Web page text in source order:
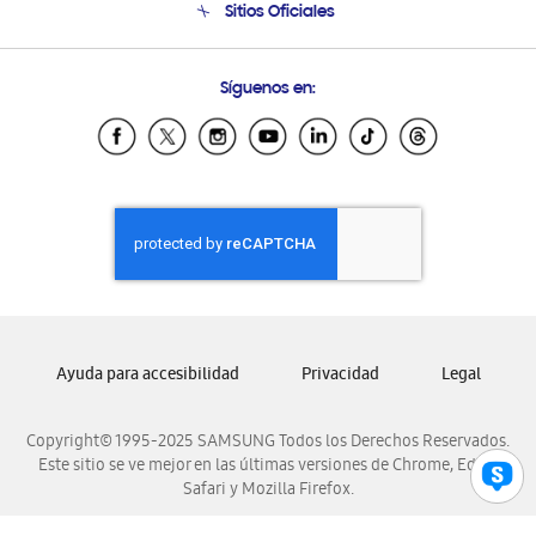
Condiciones de Compra
Soporte vía eMail
Sitios Oficiales
Samsung Ecuador
Samsung El Salvador
Samsung Honduras
Samsung Nicaragua
Samsung Panamá
Samsung Venezuela
Síguenos en:
Copyright© 1995-2025 SAMSUNG Todos los Derechos Reservados.
Este sitio se ve mejor en las últimas versiones de Chrome, Edge,
Safari y Mozilla Firefox.
Ayuda para accesibilidad Privacidad Legal